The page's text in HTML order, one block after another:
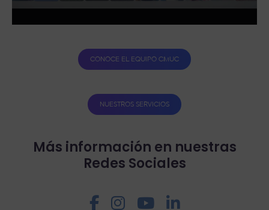
CONOCE EL EQUIPO CMUC
NUESTROS SERVICIOS
Más información en nuestras
Redes Sociales